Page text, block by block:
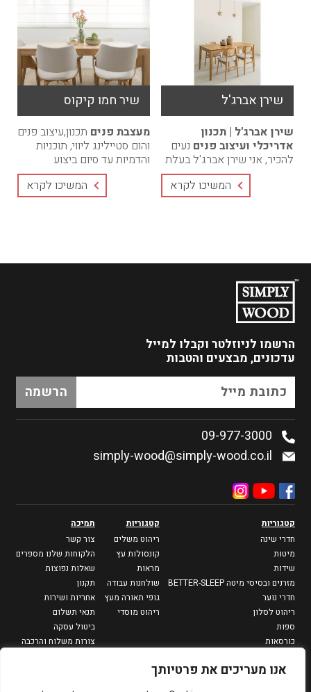
אנו מעריכים את פרטיותך
שירן אברג'ל
שירן אברג'ל | תכנון
אדריכלי ועיצוב פנים נעים
להכיר, אני שירן אברג'ל בעלת
הסטודיו.מאז ומתמיד ידעתי
שאדריכלות ועיצוב פנים הם
הרבה יותר ...
המשיכו לקרא
שיר חמו קיקוס
מעצבת פנים תכנון,עיצוב פנים
והום סטיילינג ליווי, תוכניות
והדמיות עד סיום ביצוע
הפרוייקט. מחירים
אטרקטיביים, חבילות בהתאמה
המשיכו לקרא
הרשמו לניוזלטר וקבלו למייל
עדכונים, מבצעים והטבות
09-977-3000
simply-wood@simply-wood.co.il
קטגוריות
חדרי שינה
מיטות
שידות
מזרנים ובסיסי מיטה BETTER-SLEEP
חדרי נוער
ריהוט לסלון
ספות
כורסאות
שולחנות סלון
קטגוריות
ריהוט משלים
קונסולות עץ
מראות
שולחנות עבודה
גופי תאורה מעץ
ריהוט מוסדי
תמיכה
צור קשר
הלקוחות שלנו מספרים
שאלות נפוצות
תקנון
אחריות ושירות
תנאי תשלום
ביטול עסקה
צורות משלוח והרכבה